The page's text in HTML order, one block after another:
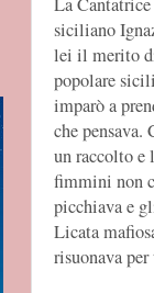
siciliano
lei il merito
popolare
imparò a
che pensava.
un raccolto e
fimmini non
picchiava e
Licata
risuonava